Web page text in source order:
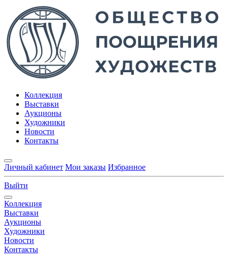
Коллекция
Выставки
Аукционы
Художники
Новости
Контакты
Личный кабинет Мои заказы Избранное
Выйти
Коллекция
Выставки
Аукционы
Художники
Новости
Контакты